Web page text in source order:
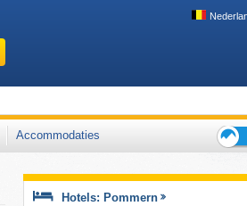
Accommodaties
voor
Hotels: Pommern